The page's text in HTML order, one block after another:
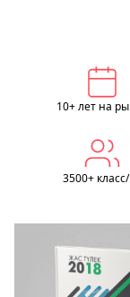
10+ лет на
3500+ класс/